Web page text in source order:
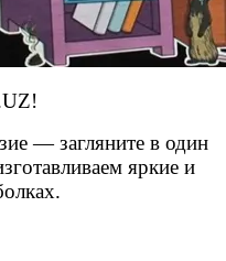
— загляните в один
яркие и